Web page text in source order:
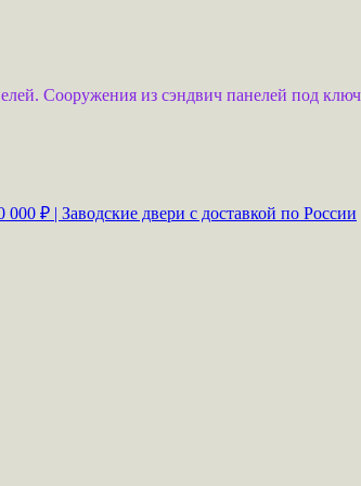
Сооружения из сэндвич панелей под
₽ | Заводские двери с доставкой по России